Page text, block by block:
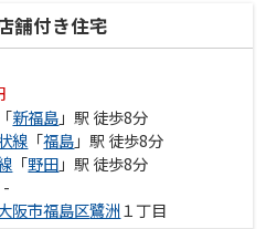
舗付き住宅
「新福島」駅 徒歩8分
線 「福島」駅 徒歩8分
「野田」駅 徒歩8分
阪市福島区鷺洲 １丁目